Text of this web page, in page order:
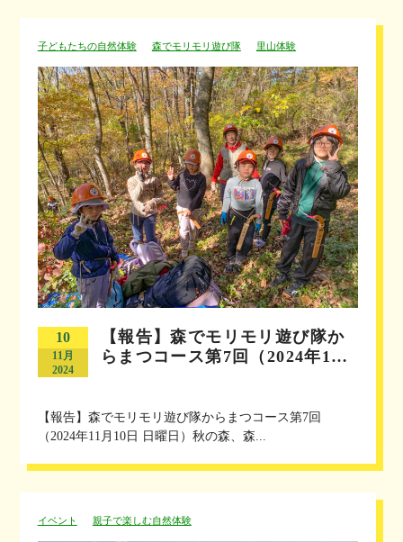
子どもたちの自然体験 森でモリモリ遊び隊 里山体験
10
11月
2024
【報告】森でモリモリ遊び隊か
らまつコース第7回（2024年1…
【報告】森でモリモリ遊び隊からまつコース第7回
（2024年11月10日 日曜日）秋の森、森...
イベント 親子で楽しむ自然体験